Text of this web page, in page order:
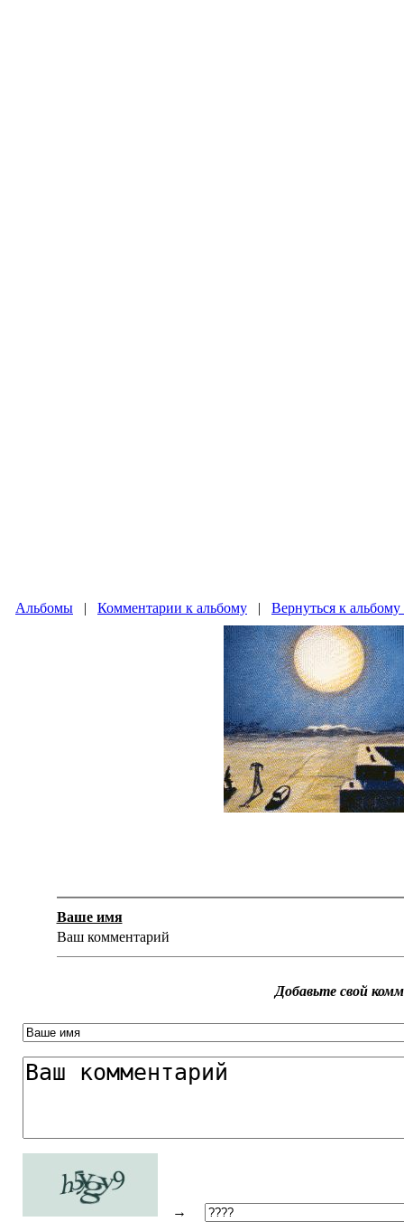
Альбомы | Комментарии к альбому | Вернуться к
Ваше имя
Ваш комментарий
Добавьте свой
→